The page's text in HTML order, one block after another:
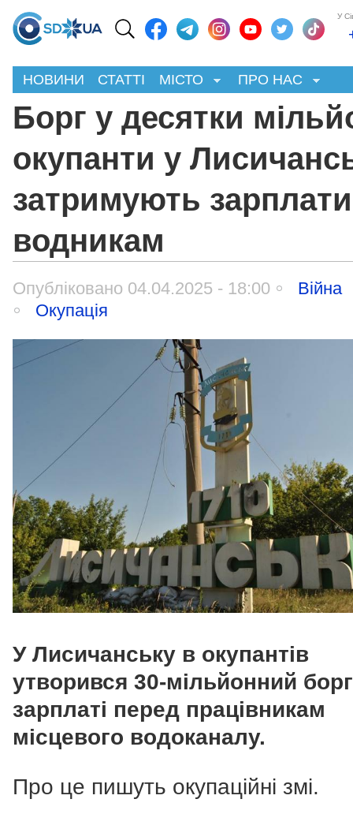
У
НОВИНИ СТАТТІ МІСТО ПРО НАС
Борг у десятки
окупанти у
затримують зарплати
водникам
Опубліковано 04.04.2025 - 18:00
Війна
Окупація
У Лисичанську в окупантів
утворився 30-мільйонний
зарплаті перед працівникам
місцевого водоканалу.
Про це пишуть окупаційні змі.